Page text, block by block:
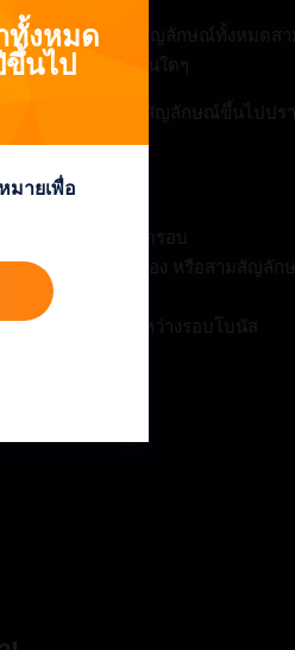
ตามที่ปรากฏขึ้น สัญลักษณ์ทั้งหมดสา
ในการชนะในสปินใดๆ
กสปิน หากมีสามสัญลักษณ์ขึ้นไปปรา
ล้อจนกว่าจะสิ้นสุดรอบ
กันจำนวนหนึ่ง สอง หรือสามสัญลัก
กษณ์ขึ้นไปในระหว่างรอบโบนัส
เดิมพันของผู้เล่น
งหมด
ขึ้นไป
ายเพื่อ